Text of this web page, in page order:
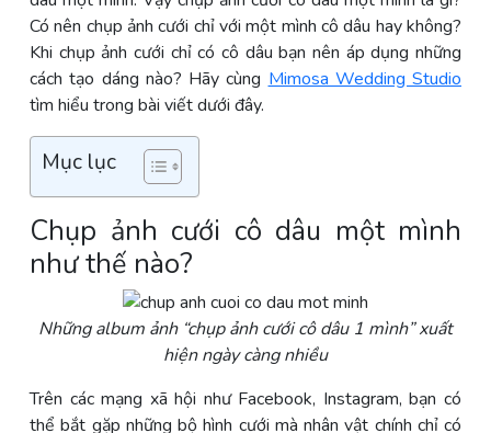
Có nên chụp ảnh cưới chỉ với một mình cô dâu hay không?
Khi chụp ảnh cưới chỉ có cô dâu bạn nên áp dụng những
cách tạo dáng nào? Hãy cùng Mimosa Wedding Studio
tìm hiểu trong bài viết dưới đây.
Mục lục
Chụp ảnh cưới cô dâu một mình
như thế nào?
Những album ảnh “chụp ảnh cưới cô dâu 1 mình” xuất
hiện ngày càng nhiều
Trên các mạng xã hội như Facebook, Instagram, bạn có
thể bắt gặp những bộ hình cưới mà nhân vật chính chỉ có